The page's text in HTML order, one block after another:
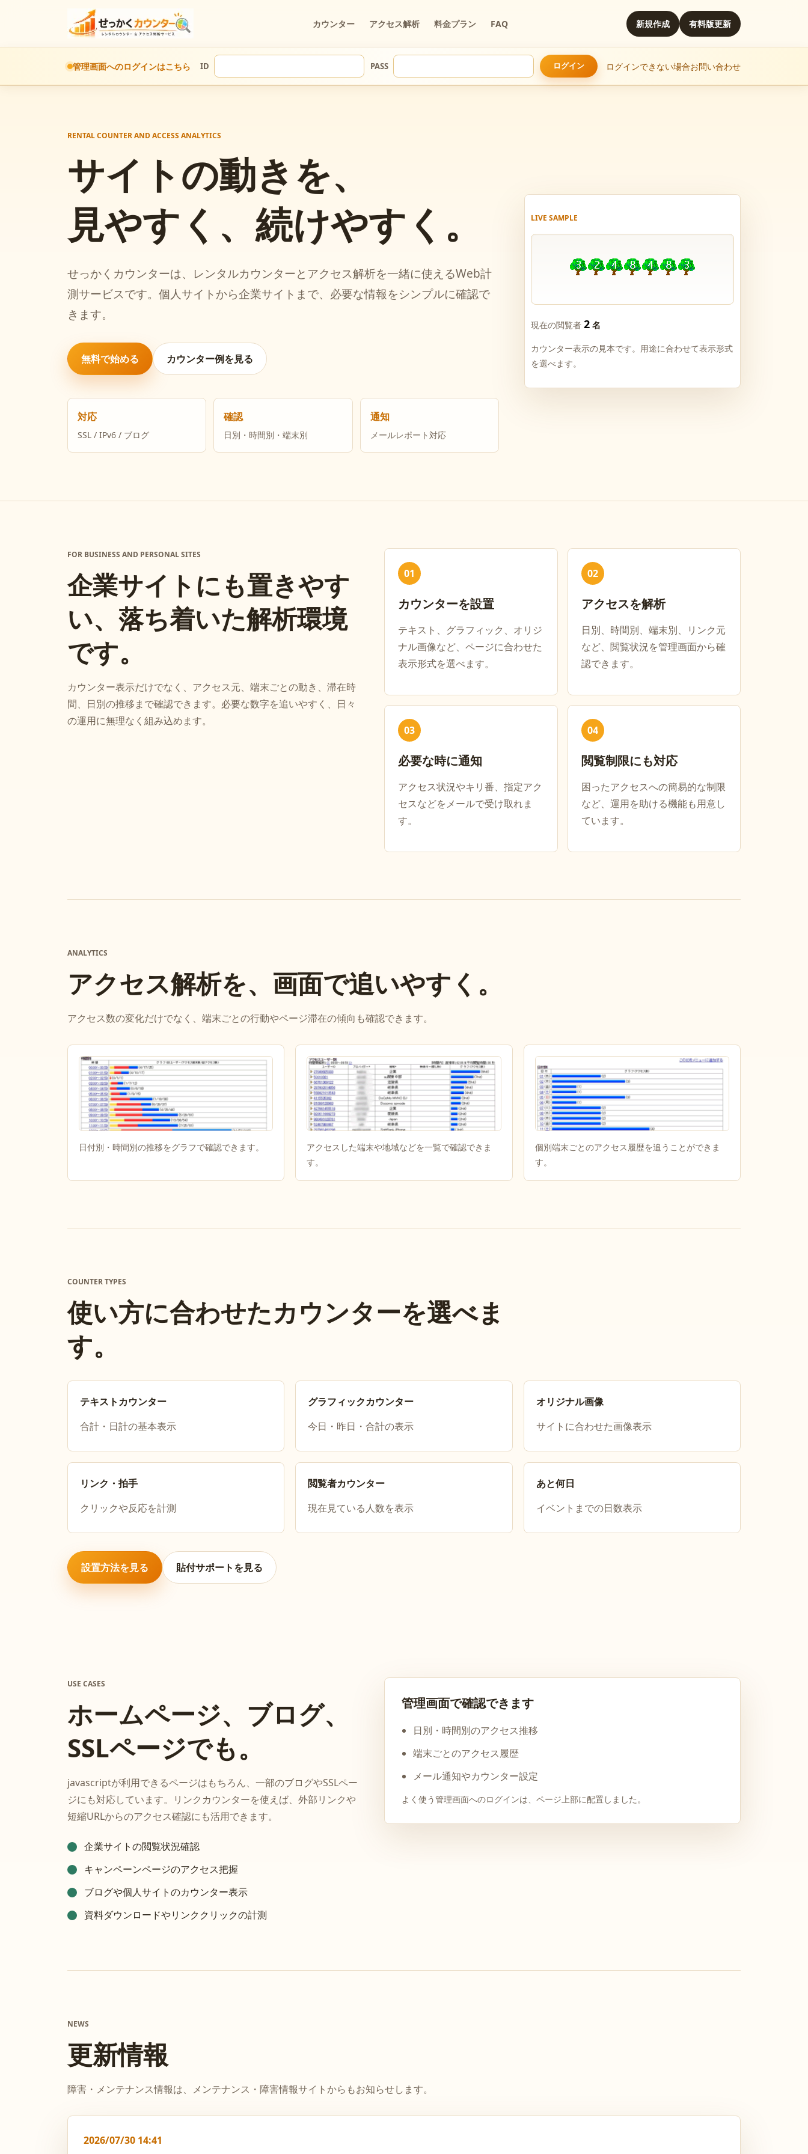
カウンター アクセス解析 料金プラン FAQ 新規作成 有料版更新
管理画面へのログインはこちら ID PASS ログインできない場合お問い合わせ
RENTAL COUNTER AND ACCESS ANALYTICS
サイトの動きを、
見やすく、続けやすく。
せっかくカウンターは、レンタルカウンターとアクセス解析を一緒に使えるWeb計
測サービスです。個人サイトから企業サイトまで、必要な情報をシンプルに確認で
きます。
無料で始める カウンター例を見る
対応
SSL / IPv6 / ブログ
確認
日別・時間別・端末別
通知
メールレポート対応
LIVE SAMPLE
現在の閲覧者 2 名
カウンター表示の見本です。用途に合わせて表示形式
を選べます。
FOR BUSINESS AND PERSONAL SITES
企業サイトにも置きやす
い、落ち着いた解析環境
です。
カウンター表示だけでなく、アクセス元、端末ごとの動き、滞在時
間、日別の推移まで確認できます。必要な数字を追いやすく、日々
の運用に無理なく組み込めます。
01
カウンターを設置
テキスト、グラフィック、オリジ
ナル画像など、ページに合わせた
表示形式を選べます。
02
アクセスを解析
日別、時間別、端末別、リンク元
など、閲覧状況を管理画面から確
認できます。
03
必要な時に通知
アクセス状況やキリ番、指定アク
セスなどをメールで受け取れま
す。
04
閲覧制限にも対応
困ったアクセスへの簡易的な制限
など、運用を助ける機能も用意し
ています。
ANALYTICS
アクセス解析を、画面で追いやすく。
アクセス数の変化だけでなく、端末ごとの行動やページ滞在の傾向も確認できます。
日付別・時間別の推移をグラフで確認できます。
アクセスした端末や地域などを一覧で確認できま
す。
個別端末ごとのアクセス履歴を追うことができま
す。
COUNTER TYPES
使い方に合わせたカウンターを選べま
す。
テキストカウンター
合計・日計の基本表示
グラフィックカウンター
今日・昨日・合計の表示
オリジナル画像
サイトに合わせた画像表示
リンク・拍手
クリックや反応を計測
閲覧者カウンター
現在見ている人数を表示
あと何日
イベントまでの日数表示
設置方法を見る 貼付サポートを見る
USE CASES
ホームページ、ブログ、
SSLページでも。
javascriptが利用できるページはもちろん、一部のブログやSSLペー
ジにも対応しています。リンクカウンターを使えば、外部リンクや
短縮URLからのアクセス確認にも活用できます。
企業サイトの閲覧状況確認
キャンペーンページのアクセス把握
ブログや個人サイトのカウンター表示
資料ダウンロードやリンククリックの計測
管理画面で確認できます
日別・時間別のアクセス推移
端末ごとのアクセス履歴
メール通知やカウンター設定
よく使う管理画面へのログインは、ページ上部に配置しました。
NEWS
更新情報
障害・メンテナンス情報は、メンテナンス・障害情報サイトからもお知らせします。
2026/07/30 14:41